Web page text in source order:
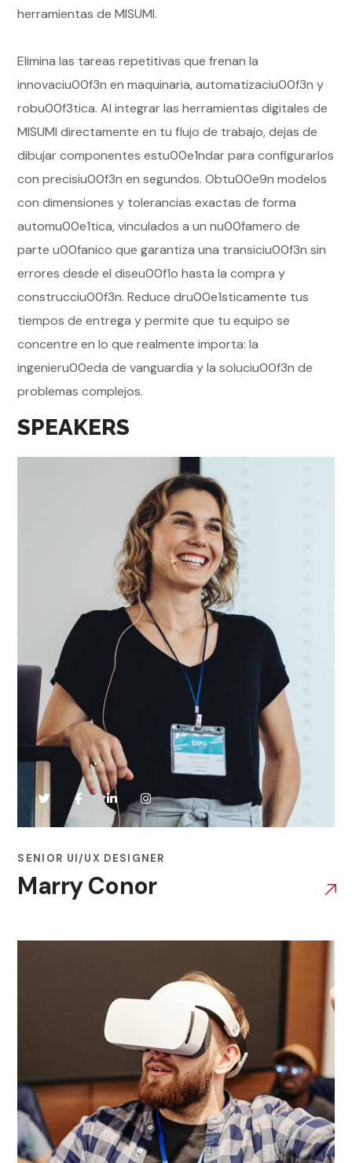
herramientas de MISUMI.
Elimina las tareas repetitivas que frenan la
innovaciu00f3n en maquinaria, automatizaciu00f3n y
robu00f3tica. Al integrar las herramientas digitales de
MISUMI directamente en tu flujo de trabajo, dejas de
dibujar componentes estu00e1ndar para configurarlos
con precisiu00f3n en segundos. Obtu00e9n modelos
con dimensiones y tolerancias exactas de forma
automu00e1tica, vinculados a un nu00famero de
parte u00fanico que garantiza una transiciu00f3n sin
errores desde el diseu00f1o hasta la compra y
construcciu00f3n. Reduce dru00e1sticamente tus
tiempos de entrega y permite que tu equipo se
concentre en lo que realmente importa: la
ingenieru00eda de vanguardia y la soluciu00f3n de
problemas complejos.
SPEAKERS
SENIOR UI/UX DESIGNER
Marry Conor